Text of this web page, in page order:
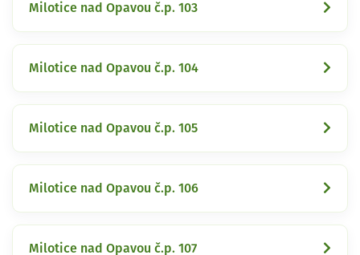
Milotice nad Opavou č.p. 103
Milotice nad Opavou č.p. 104
Milotice nad Opavou č.p. 105
Milotice nad Opavou č.p. 106
Milotice nad Opavou č.p. 107